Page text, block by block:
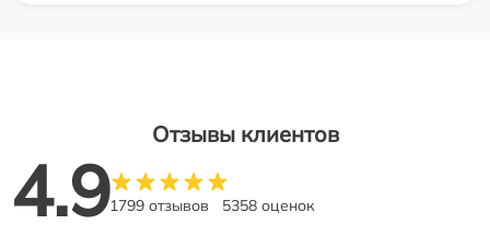
Отзывы клиентов
4.91799 отзывов 5358 оценок